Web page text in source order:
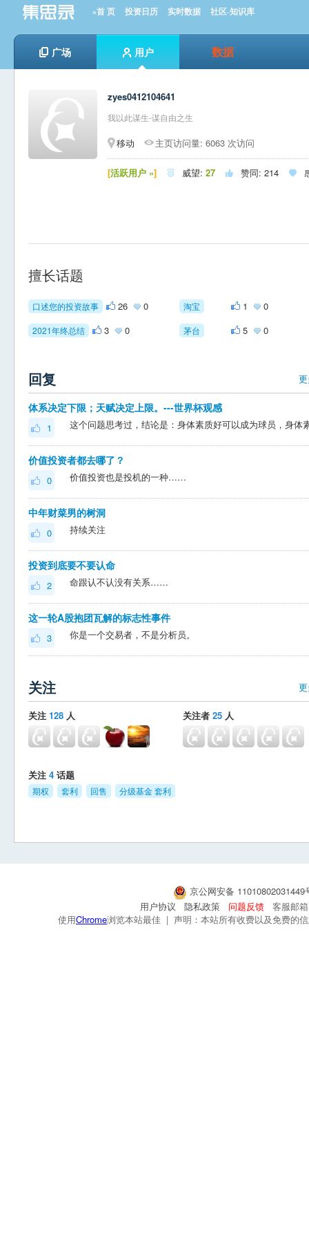
»首 页 投资日历 实时数据 社区-知识库
广场 用户 数据
zyes0412104641
我以此谋生-谋自由之生
移动 主页访问量: 6063 次访问
[活跃用户 »]  威望: 27  赞同: 214 
擅长话题
口述您的投资故事 26 0 淘宝 1 0
2021年终总结 3 0 茅台 5 0
回复
体系决定下限；天赋决定上限。---世界杯观感
1
价值投资者都去哪了？
0 价值投资也是投机的一种……
中年财菜男的树洞
0 持续关注
投资到底要不要认命
2 命跟认不认没有关系……
这一轮A股抱团瓦解的标志性事件
3 你是一个交易者，不是分析员。
关注
关注 128 人 关注者 25 人
关注 4 话题
期权 套利 回售 分级基金 套利
京公网安备
用户协议
隐私政策 问题反馈
客服邮
使用Chrome浏览本站最佳 | 声明：本站所有收费以及免费的